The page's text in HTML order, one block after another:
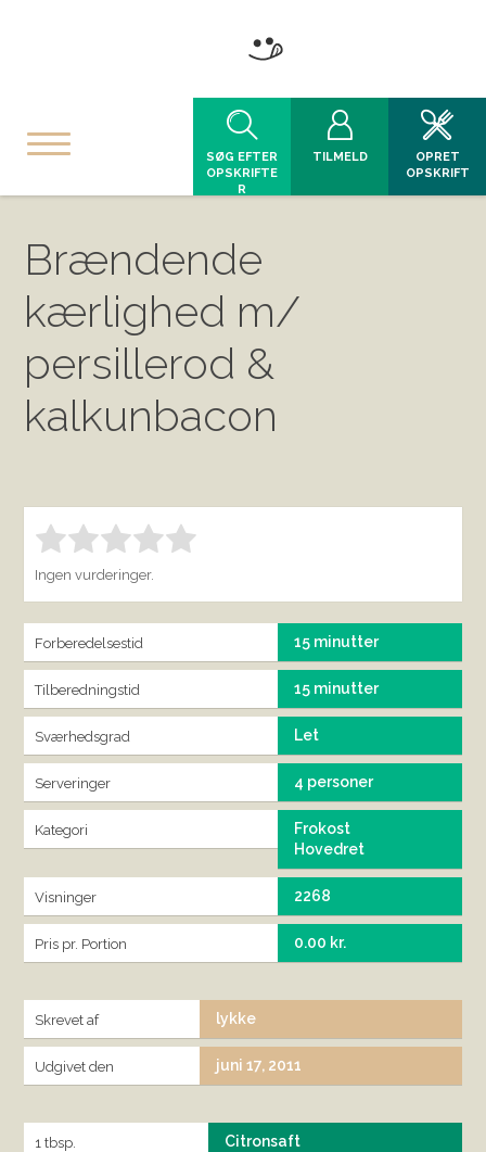
SØG EFTER
OPSKRIFTE
R
TILMELD
OPRET
OPSKRIFT
Brændende
kærlighed m/
persillerod &
kalkunbacon
Bedøm denne vare: 1.00
Ingen vurderinger.
Forberedelsestid 15 minutter
Tilberedningstid 15 minutter
Sværhedsgrad Let
Serveringer 4 personer
Kategori
Frokost
Hovedret
Visninger 2268
Pris pr. Portion 0.00 kr.
Skrevet af lykke
Udgivet den juni 17, 2011
1 tbsp. Citronsaft